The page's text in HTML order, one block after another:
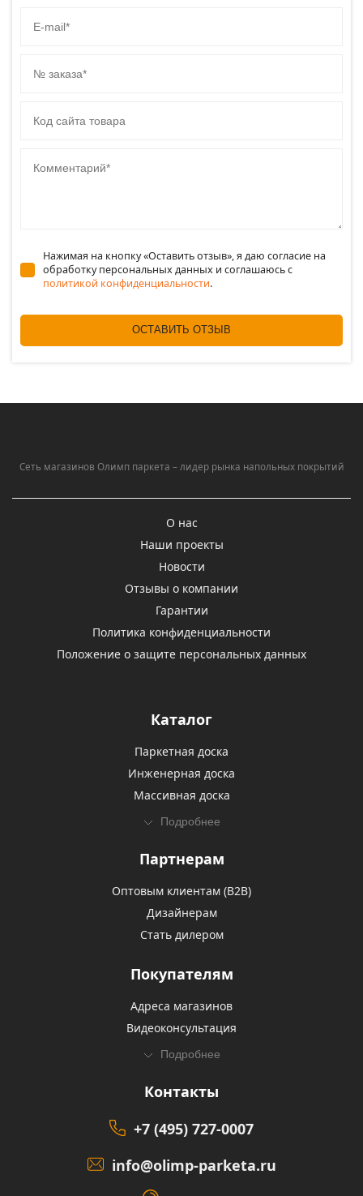
Нажимая на кнопку «Оставить отзыв», я даю согласие на
обработку персональных данных и соглашаюсь c
политикой конфиденциальности.
ОСТАВИТЬ ОТЗЫВ
Сеть магазинов Олимп паркета – лидер рынка напольных покрытий
О нас
Наши проекты
Новости
Отзывы о компании
Гарантии
Политика конфиденциальности
Положение о защите персональных данных
Каталог
Паркетная доска
Инженерная доска
Массивная доска
Подробнее
Партнерам
Оптовым клиентам (В2В)
Дизайнерам
Стать дилером
Покупателям
Адреса магазинов
Видеоконсультация
Подробнее
Контакты
+7 (495) 727-0007
info@olimp-parketa.ru